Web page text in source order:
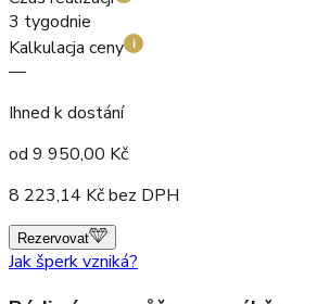
3 tygodnie
Kalkulacja ceny
i
—
Ihned k dostání
od 9 950,00 Kč
8 223,14 Kč bez DPH
Rezervovat
Jak šperk vzniká?